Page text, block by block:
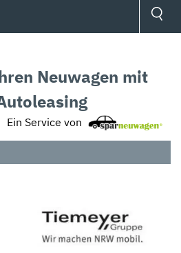
Neuwagen mit
Ein Service von